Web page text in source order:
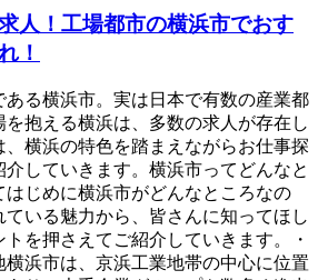
人！工場都市の横浜市でおす
！
る横浜市。実は日本で有数の産業都
抱える横浜は、多数の求人が存在し
、横浜の特色を踏まえながらお仕事探
介していきます。横浜市ってどんなと
はじめに横浜市がどんなところなの
いる魅力から、皆さんに知ってほし
を押さえてご紹介していきます。・
浜市は、京浜工業地帯の中心に位置